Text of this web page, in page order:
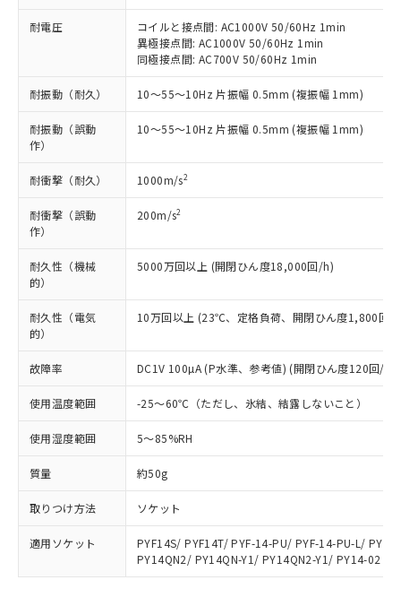
耐電圧
コイルと接点間: AC1000V 50/60Hz 1min
異極接点間: AC1000V 50/60Hz 1min
同極接点間: AC700V 50/60Hz 1min
耐振動（耐久） 10～55～10Hz 片振幅 0.5mm (複振幅 1mm)
耐振動（誤動
作）
10～55～10Hz 片振幅 0.5mm (複振幅 1mm)
耐衝撃（耐久） 1000m/s2
耐衝撃（誤動
作）
200m/s2
耐久性（機械
的）
5000万回以上 (開閉ひん度18,000回/h)
耐久性（電気
的）
10万回以上 (23℃、定格負荷、開閉ひん度1,800回/
故障率 DC1V 100µA (P水準、参考値) (開閉ひん度120回/
使用温度範囲 -25～60℃（ただし、氷結、結露しないこと）
使用湿度範囲 5～85%RH
質量 約50g
取りつけ方法 ソケット
適用ソケット
PYF14S/ PYF14T/ PYF-14-PU/ PYF-14-PU-L/
PY14QN2/ PY14QN-Y1/ PY14QN2-Y1/ PY14-02
ことをご了承ください。
在庫状況および標準価格照会結果は、
記載している更新日時点での社内デー
タに基づき作成されるものであり、閲
覧された時点での実際の在庫および標
準価格とは異なる場合があることをご
了承ください。
様のお取引先、またはお客様担当のオ
ムロン制御機器販売店・当社販売員に
ご相談ください。
点は「販売ネットワーク
」をご確認
ください。
事前の承諾なく第三者に漏洩または開
示しないようお願いします。
ビス）をご利用いただくには、I-Web
メンバーズにご登録されている必要が
あります。
お客様が当ウェブサイト上で当社にご
登録された部品リストについて、当社
および当社の共同利用者が、当社の製
品・サービスに関するお客様との取
引・商談に必要な範囲で利用すること
をご了承ください。
※当社の共同利用者とは、"個人情報
の共同利用に関して"
の「1.共同利
用者の範囲」に記載されている法人を
いたものが、含有品と判明した場合などや
むを得ず変更することがあります。
*EU RoHS指令（10物質）：
ミウム(Cd) 100ppm以下、
六価クロム(Cr(Ⅵ)) 1000ppm以下、ポリ臭化ビフェニル
類(PBB) 1000ppm以下、ポリ臭化ジフェニルエーテル類
(PBDE) 1000ppm以下、フタル酸ビス(2-エチルヘキシ
ルベンジル（BBP） 1000ppm以下、フタル酸ジブチル
（DBP） 1000ppm以下、フタル酸ジイソブチル
(DIBP) 1000ppm以下
適用除外項目は除く。
※2 対応予定月
月が前後することがあります。
※3 非含有証明書ダウンロード
下記の非含有証明書をダウンロードするこ
とができます。
EU RoHS指令（10物質）の非含有証明書
51物質の非含有証明書（当社基準）
※本証明書は発行日時点で非含有を証明す
るもので、過去に遡って非含有を証明する
基準値を超えていることを示します。
「－」：未確認です。当社販売部門へお問
い合わせください。
Pb(鉛) :1000ppm、 Hg(水銀) : 1000ppm、 Cd(カドミウ
ム) : 100ppm、
Cr(Ⅵ)(六価クロム) : 1000ppm、 PBBs(ポリ臭化ビフェ
ニル類) : 1000ppm、 PBDEs(ポリ臭化ジフェニルエーテ
DBP(フタル酸ジブチル) : 1000ppm、 DIBP(フタル酸ジ
イソブチル) : 1000ppm、 BBP(フタル酸ブチルベンジ
DEHP(フタル酸ビス(2-エチルヘキシル)) : 1000ppm
※2 環境保護使用期限
「ｅ」：有害物質（10物質）のすべてが基
準値以下であることを示します。
質が外部に漏えいし、環境に深刻な影響を
及ぼさない年数を意味します。
「－」：未確認です。当社販売部門へお問
い合わせください。
為替および外国貿易法に定める商品
（以下｢規制貨物等」という）を輸出
または国外への提供する場合は、日本
国政府の輸出許可(または役務取引許
可)を取得するなどの必要な手続きを
とります。
全に破砕するなど、違法に輸出されな
いよう必要な手段を講じます。
当社は貴社製品を、核兵器、ミサイ
ル、化学兵器、生物兵器またはその他
使用いたしません。
場合は、上記1、2および3の内容を当
該第三者に通知します。また当社は、
法に輸出するおそれがある場合は、取
り引きをいたしません。
合意する キャンセル
号
説明
○ 一定数以上の在庫あり
△ 一定数には満たないが在庫あり
－
在庫なし(最新の在庫状況につ
いては、お客様のお取引先、ま
たはお客様担当のオムロン制御
認ください)
情報を公開していない機種